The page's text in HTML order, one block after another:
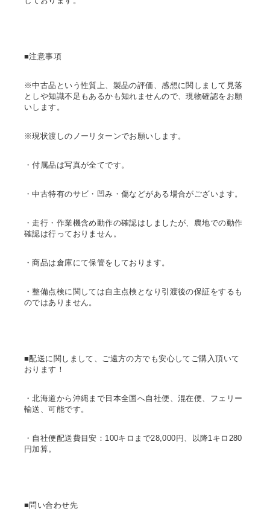
■注意事項
※中古品という性質上、製品の評価、感想に関しまして見落
としや知識不足もあるかも知れませんので、現物確認をお願
いします。
※現状渡しのノーリターンでお願いします。
・付属品は写真が全てです。
・中古特有のサビ・凹み・傷などがある場合がございます。
・走行・作業機含め動作の確認はしましたが、農地での動作
確認は行っておりません。
・商品は倉庫にて保管をしております。
・整備点検に関しては自主点検となり引渡後の保証をするも
のではありません。
■配送に関しまして、ご遠方の方でも安心してご購入頂いて
おります！
・北海道から沖縄まで日本全国へ自社便、混在便、フェリー
輸送、可能です。
・自社便配送費目安：100キロまで28,000円、以降1キロ280
円加算。
■問い合わせ先